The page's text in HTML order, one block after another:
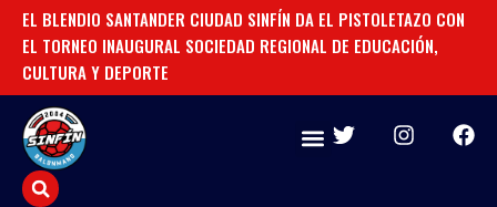
contenido
EL BLENDIO SANTANDER CIUDAD SINFÍN DA EL PISTOLETAZO CON
EL TORNEO INAUGURAL SOCIEDAD REGIONAL DE EDUCACIÓN,
CULTURA Y DEPORTE
T
I
F